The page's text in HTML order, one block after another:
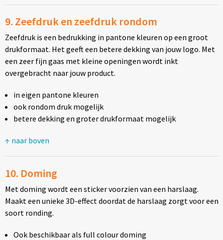
9. Zeefdruk en zeefdruk rondom
Zeefdruk is een bedrukking in pantone kleuren op een groot
drukformaat. Het geeft een betere dekking van jouw logo. Met
een zeer fijn gaas met kleine openingen wordt inkt
overgebracht naar jouw product.
in eigen pantone kleuren
ook rondom druk mogelijk
betere dekking en groter drukformaat mogelijk
↑ naar boven
10. Doming
Met doming wordt een sticker voorzien van een harslaag.
Maakt een unieke 3D-effect doordat de harslaag zorgt voor een
soort ronding.
Ook beschikbaar als full colour doming